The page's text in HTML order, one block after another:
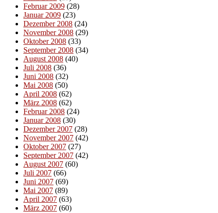
Februar 2009 (28)
Januar 2009 (23)
Dezember 2008 (24)
November 2008 (29)
Oktober 2008 (33)
September 2008 (34)
August 2008 (40)
Juli 2008 (36)
Juni 2008 (32)
Mai 2008 (50)
April 2008 (62)
März 2008 (62)
Februar 2008 (24)
Januar 2008 (30)
Dezember 2007 (28)
November 2007 (42)
Oktober 2007 (27)
September 2007 (42)
August 2007 (60)
Juli 2007 (66)
Juni 2007 (69)
Mai 2007 (89)
April 2007 (63)
März 2007 (60)